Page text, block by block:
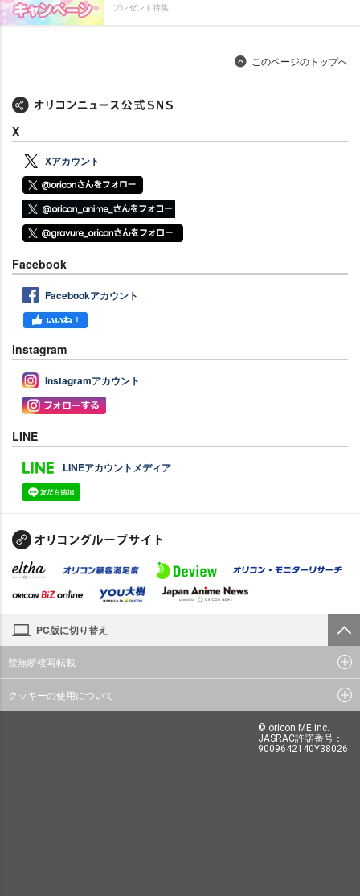
プレゼント特集
このページのトップへ
X
Xアカウント
Facebook
Facebookアカウント
Instagram
Instagramアカウント
LINE
LINEアカウントメディア
PC版に切り替え
禁無断複写転載
クッキーの使用について
© oricon ME inc.
JASRAC許諾番号：
9009642140Y38026